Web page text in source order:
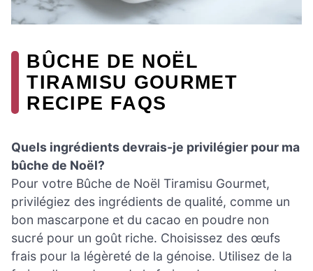
BÛCHE DE NOËL
TIRAMISU GOURMET
RECIPE FAQS
Quels ingrédients devrais-je privilégier pour ma
bûche de Noël?
Pour votre Bûche de Noël Tiramisu Gourmet,
privilégiez des ingrédients de qualité, comme un
bon mascarpone et du cacao en poudre non
sucré pour un goût riche. Choisissez des œufs
frais pour la légèreté de la génoise. Utilisez de la